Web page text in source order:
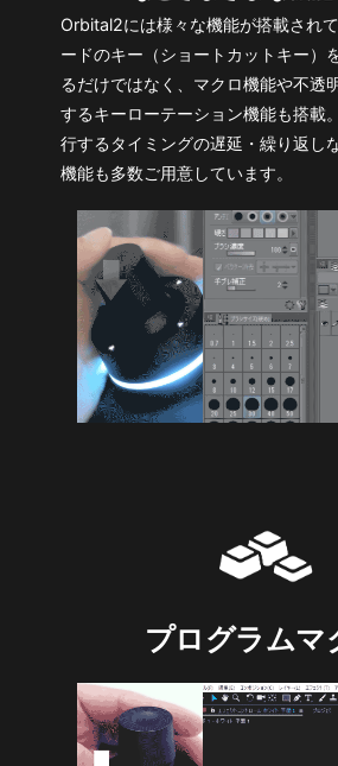
Orbital2には様々な機能が搭載され
ードのキー（ショートカットキー）
るだけではなく、マクロ機能や不透
するキーローテーション機能も搭載
行するタイミングの遅延・繰り返し
機能も多数ご用意しています。
プログラムマ